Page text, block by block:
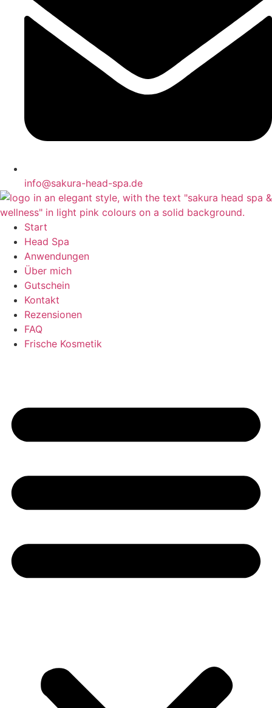
info@sakura-head-spa.de
Start
Head Spa
Anwendungen
Über mich
Gutschein
Kontakt
Rezensionen
FAQ
Frische Kosmetik